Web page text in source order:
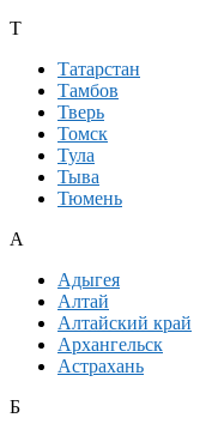
Т
Татарстан
Тамбов
Тверь
Томск
Тула
Тыва
Тюмень
А
Адыгея
Алтай
Алтайский край
Архангельск
Астрахань
Б